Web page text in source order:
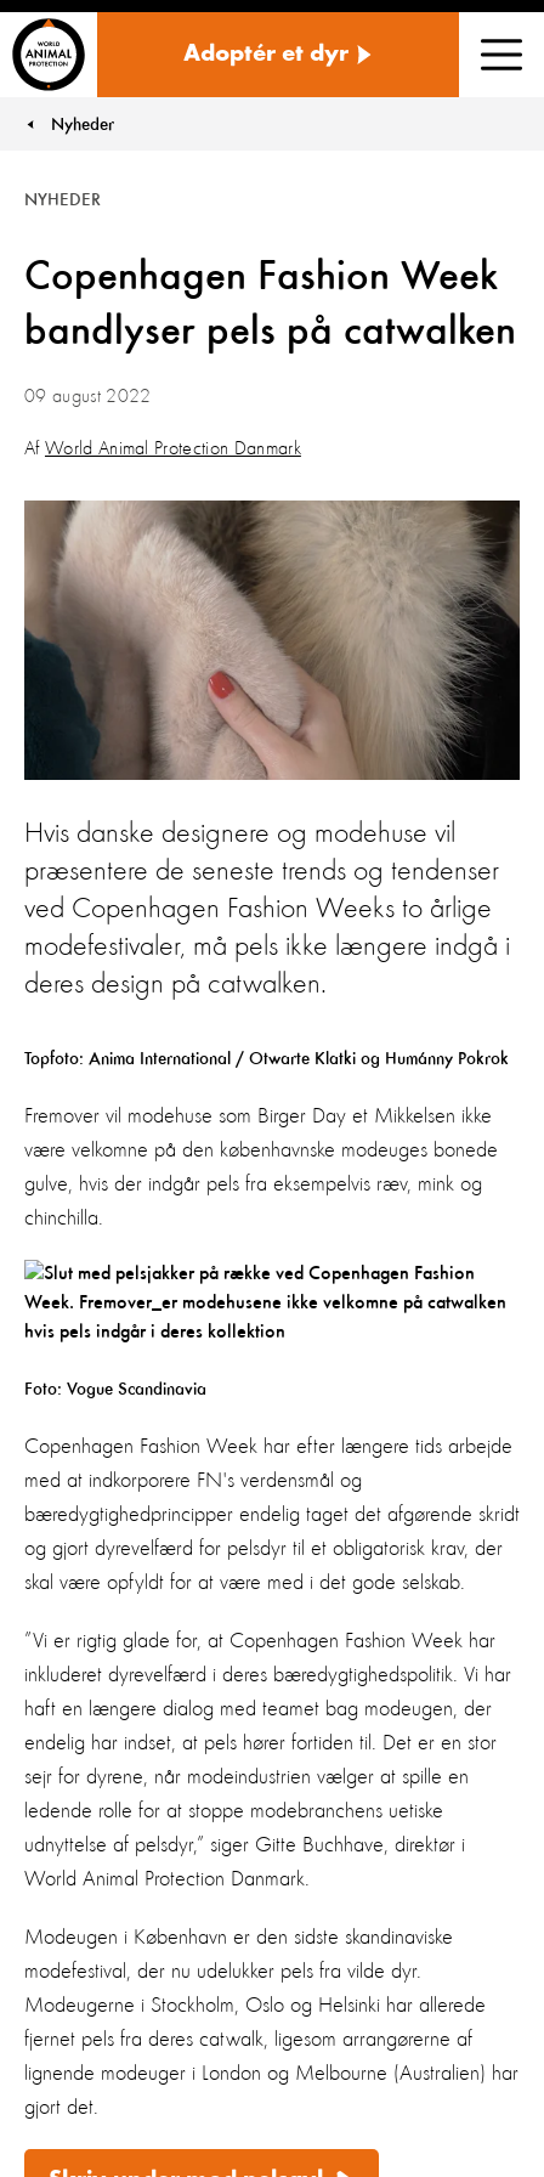
Adoptér et dyr
You are here:
Nyheder
Copenhagen Fashion Week
bandlyser pels på catwalken
NYHEDER
09 august 2022
Af World Animal Protection Danmark
Hvis danske designere og modehuse vil
præsentere de seneste trends og tendenser
ved Copenhagen Fashion Weeks to årlige
modefestivaler, må pels ikke længere indgå i
deres design på catwalken.
Topfoto: Anima International / Otwarte Klatki og Humánny Pokrok
Fremover vil modehuse som Birger Day et Mikkelsen ikke
være velkomne på den københavnske modeuges bonede
gulve, hvis der indgår pels fra eksempelvis ræv, mink og
chinchilla.
Foto: Vogue Scandinavia
Copenhagen Fashion Week har efter længere tids arbejde
med at indkorporere FN's verdensmål og
bæredygtighedprincipper endelig taget det afgørende skridt
og gjort dyrevelfærd for pelsdyr til et obligatorisk krav, der
skal være opfyldt for at være med i det gode selskab.
”Vi er rigtig glade for, at Copenhagen Fashion Week har
inkluderet dyrevelfærd i deres bæredygtighedspolitik. Vi har
haft en længere dialog med teamet bag modeugen, der
endelig har indset, at pels hører fortiden til. Det er en stor
sejr for dyrene, når modeindustrien vælger at spille en
ledende rolle for at stoppe modebranchens uetiske
udnyttelse af pelsdyr,” siger Gitte Buchhave, direktør i
World Animal Protection Danmark.
Modeugen i København er den sidste skandinaviske
modefestival, der nu udelukker pels fra vilde dyr.
Modeugerne i Stockholm, Oslo og Helsinki har allerede
fjernet pels fra deres catwalk, ligesom arrangørerne af
lignende modeuger i London og Melbourne (Australien) har
gjort det.